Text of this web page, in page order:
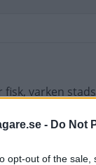
- Do Not
opt-out of the
fisk, varken
Körglädjen